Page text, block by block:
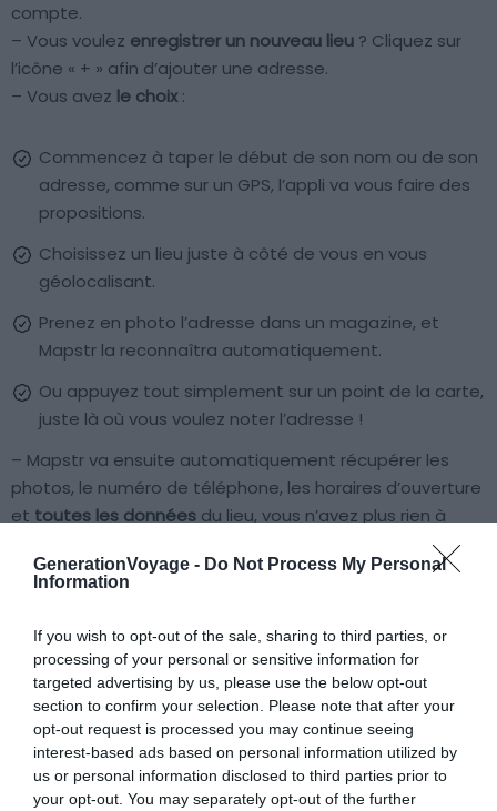
GenerationVoyage - Do Not Process My Personal
Information
If you wish to opt-out of the sale, sharing to third parties, or
processing of your personal or sensitive information for
targeted advertising by us, please use the below opt-out
section to confirm your selection. Please note that after your
opt-out request is processed you may continue seeing
interest-based ads based on personal information utilized by
us or personal information disclosed to third parties prior to
your opt-out. You may separately opt-out of the further
compte.
– Vous voulez enregistrer un nouveau lieu ? Cliquez sur
l’icône « + » afin d’ajouter une adresse.
– Vous avez le choix:
Commencez à taper le début de son nom ou de son
adresse, comme sur un GPS, l’appli va vous faire des
propositions.
Choisissez un lieu juste à côté de vous en vous
géolocalisant.
Prenez en photo l’adresse dans un magazine, et
Mapstr la reconnaîtra automatiquement.
Ou appuyez tout simplement sur un point de la carte,
juste là où vous voulez noter l’adresse !
– Mapstr va ensuite automatiquement récupérer les
photos, le numéro de téléphone, les horaires d’ouverture
et toutes les données du lieu, vous n’avez plus rien à
Utilisez les
tags: #resto, #burgers, #hostel… (un peu comme
– Une fois vos adresses enregistrées, votre «carte de
votre monde» est constituée. Vous vous retrouvez face
à une carte où seules vos adresses préférées
ressortent.
Bon à savoir: Mapstr fonctionne comme unréseau